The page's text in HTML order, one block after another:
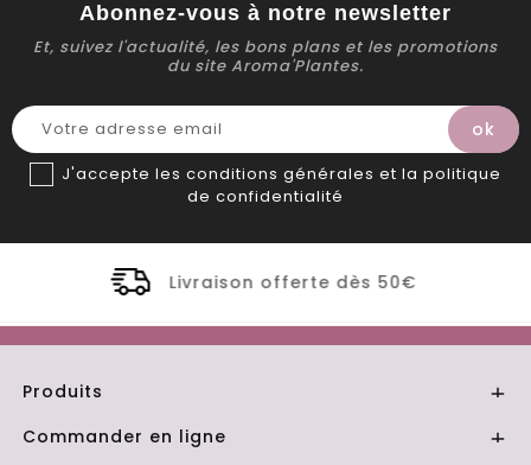
Abonnez-vous à notre newsletter
Et, suivez l'actualité, les bons plans et les promotions
du site Aroma'Plantes.
J'accepte les conditions générales et la politique
de confidentialité
offerte dès 50€ Distillerie
Produits 
Commander en ligne 